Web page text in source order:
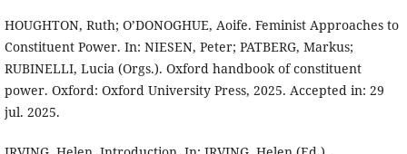
HOUGHTON, Ruth; O’DONOGHUE, Aoife. Feminist Approaches to
Constituent Power. In: NIESEN, Peter; PATBERG, Markus;
RUBINELLI, Lucia (Orgs.). Oxford handbook of constituent
power. Oxford: Oxford University Press, 2025. Accepted in: 29
jul. 2025.